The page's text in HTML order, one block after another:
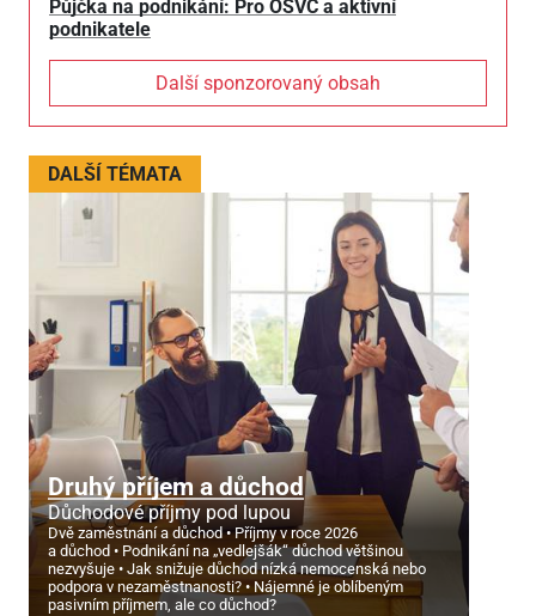
Půjčka na podnikání: Pro OSVČ a aktivní
podnikatele
Další sponzorovaný obsah
DALŠÍ TÉMATA
Druhý příjem a důchod
Důchodové příjmy pod lupou
Dvě zaměstnání a důchod
Příjmy v roce 2026
a důchod
Podnikání na „vedlejšák“ důchod většinou
nezvyšuje
Jak snižuje důchod nízká nemocenská nebo
podpora v nezaměstnanosti?
Nájemné je oblíbeným
pasivním příjmem, ale co důchod?